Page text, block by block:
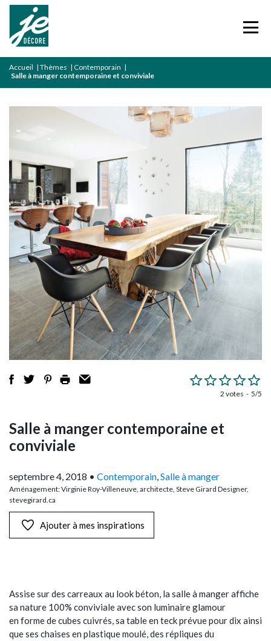
Accueil | Thèmes | Contemporain |
Salle à manger contemporaine et conviviale
2 votes 5/5
Salle à manger contemporaine et
conviviale
septembre 4, 2018 • Contemporain,Salle à manger
Aménagement: Virginie Roy-Villeneuve, architecte, Steve Girard Designer,
stevegirard.ca
Ajouter à mes inspirations
Assise sur des carreaux au look béton, la salle à manger affiche
sa nature 100% conviviale avec son luminaire glamour
en forme de cubes cuivrés, sa table en teck prévue pour dix ainsi
que ses chaises en plastique moulé, des répliques du